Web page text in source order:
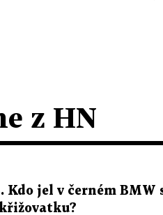
z HN
Kdo jel v černém BMW